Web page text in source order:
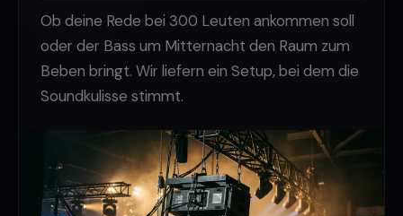
Ob deine Rede bei 300 Leuten ankommen soll
oder der Bass um Mitternacht den Raum zum
Beben bringt. Wir liefern ein Setup, bei dem die
Soundkulisse stimmt.